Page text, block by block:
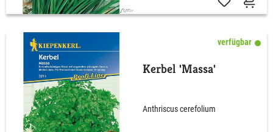
verfügbar
Kerbel 'Massa'
Anthriscus cerefolium